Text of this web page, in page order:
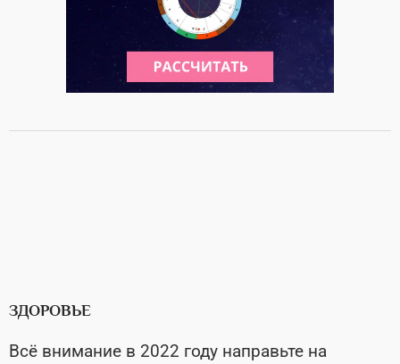
ЗДОРОВЬЕ
Всё внимание в 2022 году направьте на